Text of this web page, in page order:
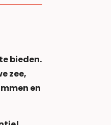
bieden.
zee,
en